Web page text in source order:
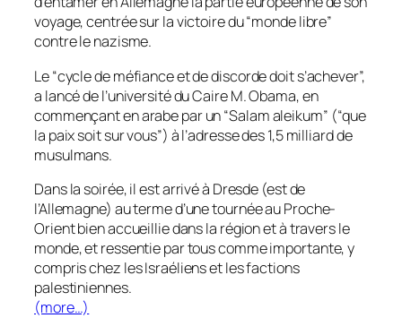
voyage, centrée sur la victoire du “monde libre”
contre le nazisme.
Le “cycle de méfiance et de discorde doit s’achever”,
a lancé de l’université du Caire M. Obama, en
commençant en arabe par un “Salam aleikum” (“que
la paix soit sur vous”) à l’adresse des 1,5 milliard de
musulmans.
Dans la soirée, il est arrivé à Dresde (est de
l’Allemagne) au terme d’une tournée au Proche-
Orient bien accueillie dans la région et à travers le
monde, et ressentie par tous comme importante, y
compris chez les Israéliens et les factions
palestiniennes.
(more…)